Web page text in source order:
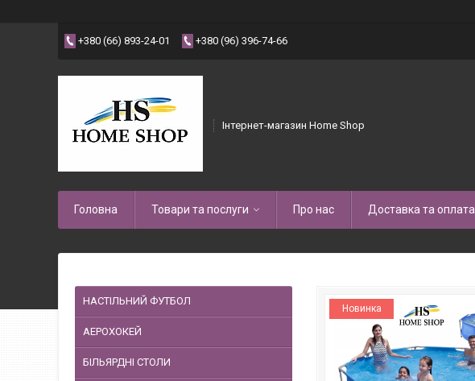
+380 (66) 893-24-01 +380 (96) 396-74-66
Інтернет-магазин Home Shop
Головна Товари та послуги Про нас Доставка та оплата
Новинка
НАСТІЛЬНИЙ ФУТБОЛ
АЕРОХОКЕЙ
БІЛЬЯРДНІ СТОЛИ